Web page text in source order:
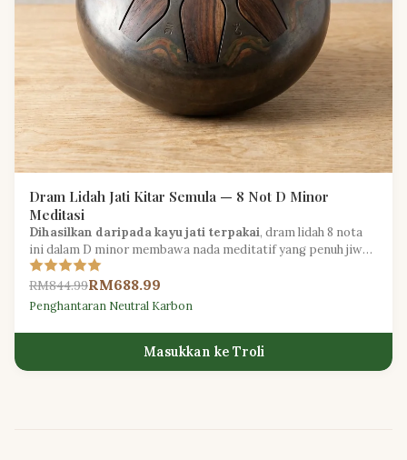
Dram Lidah Jati Kitar Semula — 8 Not D Minor
Meditasi
Dihasilkan daripada kayu jati terpakai, dram lidah 8 nota
ini dalam D minor membawa nada meditatif yang penuh jiwa
daripada kayu keras yang diselamatkan secara lestari.
RM844.99RM688.99
Penghantaran Neutral Karbon
Masukkan ke Troli